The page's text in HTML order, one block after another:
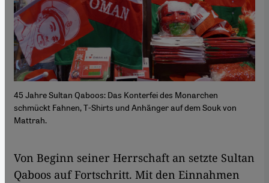
45 Jahre Sultan Qaboos: Das Konterfei des Monarchen
schmückt Fahnen, T-Shirts und Anhänger auf dem Souk von
Mattrah.
Von Beginn seiner Herrschaft an setzte Sultan
Qaboos auf Fortschritt. Mit den Einnahmen